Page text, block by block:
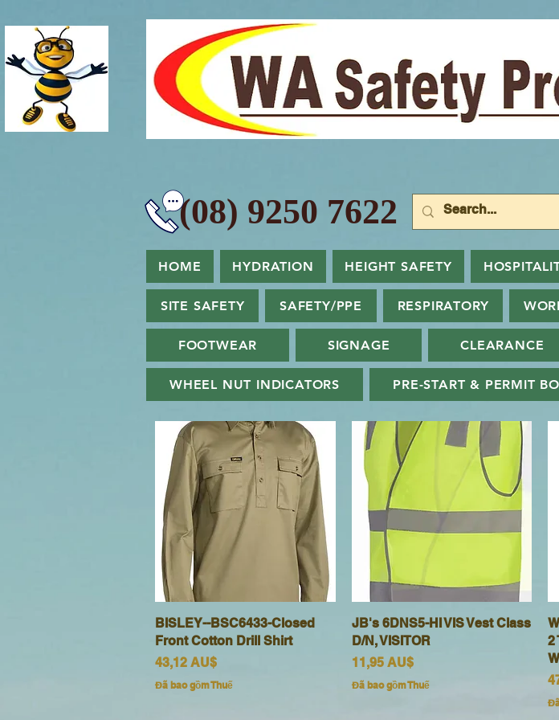
9250 7622
HOME HYDRATION HEIGHT SAFETY
SITE SAFETY SAFETY/PPE RESPIRATORY
FOOTWEAR SIGNAGE CLEARANCE
WHEEL NUT INDICATORS PRE-START & PERMIT
Xem nhanh
BISLEY--BSC6433-Closed
Front Cotton Drill Shirt
Giá
43,12 AU$
Đã bao gồm Thuế
Xem nhanh
JB's 6DNS5-HI VIS Vest Class
D/N, VISITOR
Giá
11,95 AU$
Đã bao gồm Thuế
2